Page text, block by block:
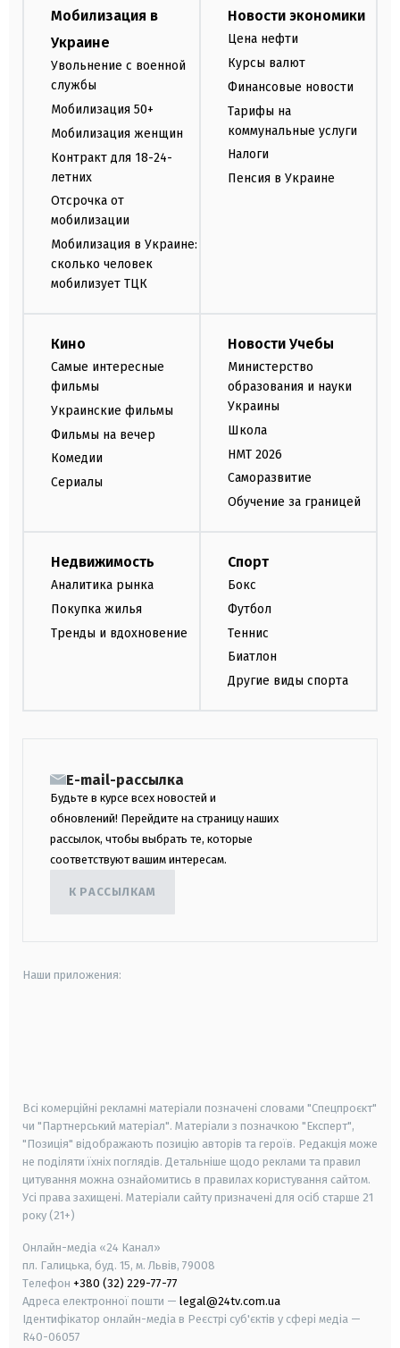
Мобилизация в
Украине
Увольнение с военной
службы
Мобилизация 50+
Мобилизация женщин
Контракт для 18-24-
летних
Отсрочка от
мобилизации
Мобилизация в Украине:
сколько человек
мобилизует ТЦК
Новости экономики
Цена нефти
Курсы валют
Финансовые новости
Тарифы на
коммунальные услуги
Налоги
Пенсия в Украине
Кино
Самые интересные
фильмы
Украинские фильмы
Фильмы на вечер
Комедии
Сериалы
Новости Учебы
Министерство
образования и науки
Украины
Школа
НМТ 2026
Саморазвитие
Обучение за границей
Недвижимость
Аналитика рынка
Покупка жилья
Тренды и вдохновение
Спорт
Бокс
Футбол
Теннис
Биатлон
Другие виды спорта
E-mail-рассылка
Будьте в курсе всех новостей и
обновлений! Перейдите на страницу наших
рассылок, чтобы выбрать те, которые
соответствуют вашим интересам.
К РАССЫЛКАМ
Наши приложения:
Всі комерційні рекламні матеріали позначені словами "Спецпроєкт"
чи "Партнерський матеріал". Матеріали з позначкою "Експерт",
"Позиція" відображають позицію авторів та героїв. Редакція може
не поділяти їхніх поглядів. Детальніше щодо реклами та правил
цитування можна ознайомитись в правилах користування сайтом.
Усі права захищені. Матеріали сайту призначені для осіб старше 21
року (21+)
Онлайн-медіа «24 Канал»
пл. Галицька, буд. 15, м. Львів, 79008
Телефон +380 (32) 229-77-77
Адреса електронної пошти — legal@24tv.com.ua
Ідентифікатор онлайн-медіа в Реєстрі суб'єктів у сфері медіа —
R40-06057